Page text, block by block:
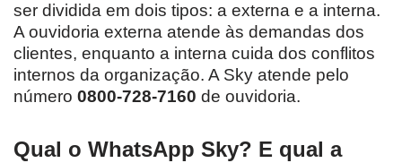
ser dividida em dois tipos: a externa e a interna.
A ouvidoria externa atende às demandas dos
clientes, enquanto a interna cuida dos conflitos
internos da organização. A Sky atende pelo
número 0800-728-7160 de ouvidoria.
Qual o WhatsApp Sky? E qual a